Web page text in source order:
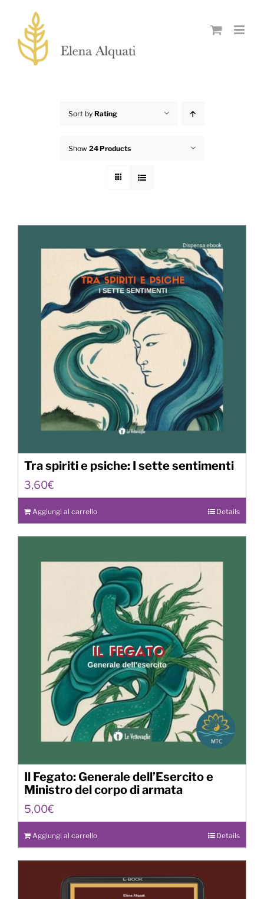
content
Sort by Rating
Show 24 Products
Tra spiriti e psiche: I sette sentimenti
3,60€
Aggiungi al carrello Details
Il Fegato: Generale dell’Esercito e
Ministro del corpo di armata
5,00€
Aggiungi al carrello Details